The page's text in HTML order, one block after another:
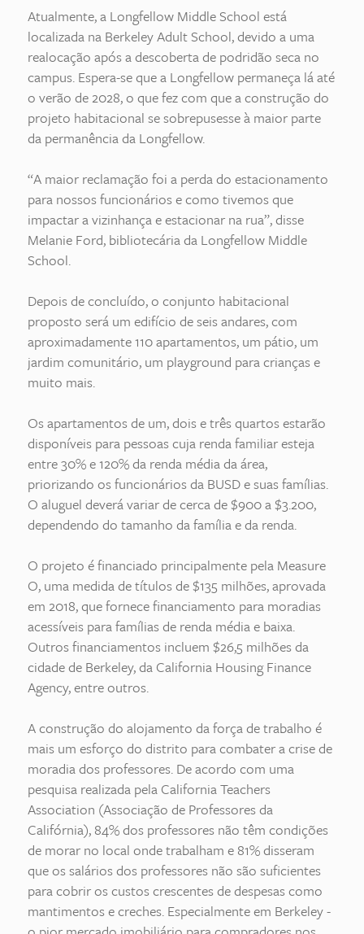
Atualmente, a Longfellow Middle School está
localizada na Berkeley Adult School, devido a uma
realocação após a descoberta de podridão seca no
campus. Espera-se que a Longfellow permaneça lá até
o verão de 2028, o que fez com que a construção do
projeto habitacional se sobrepusesse à maior parte
da permanência da Longfellow.
“A maior reclamação foi a perda do estacionamento
para nossos funcionários e como tivemos que
impactar a vizinhança e estacionar na rua”, disse
Melanie Ford, bibliotecária da Longfellow Middle
School.
Depois de concluído, o conjunto habitacional
proposto será um edifício de seis andares, com
aproximadamente 110 apartamentos, um pátio, um
jardim comunitário, um playground para crianças e
muito mais.
Os apartamentos de um, dois e três quartos estarão
disponíveis para pessoas cuja renda familiar esteja
entre 30% e 120% da renda média da área,
priorizando os funcionários da BUSD e suas famílias.
O aluguel deverá variar de cerca de $900 a $3.200,
dependendo do tamanho da família e da renda.
O projeto é financiado principalmente pela Measure
O, uma medida de títulos de $135 milhões, aprovada
em 2018, que fornece financiamento para moradias
acessíveis para famílias de renda média e baixa.
Outros financiamentos incluem $26,5 milhões da
cidade de Berkeley, da California Housing Finance
Agency, entre outros.
A construção do alojamento da força de trabalho é
mais um esforço do distrito para combater a crise de
moradia dos professores. De acordo com uma
pesquisa realizada pela California Teachers
Association (Associação de Professores da
Califórnia), 84% dos professores não têm condições
de morar no local onde trabalham e 81% disseram
que os salários dos professores não são suficientes
para cobrir os custos crescentes de despesas como
mantimentos e creches. Especialmente em Berkeley -